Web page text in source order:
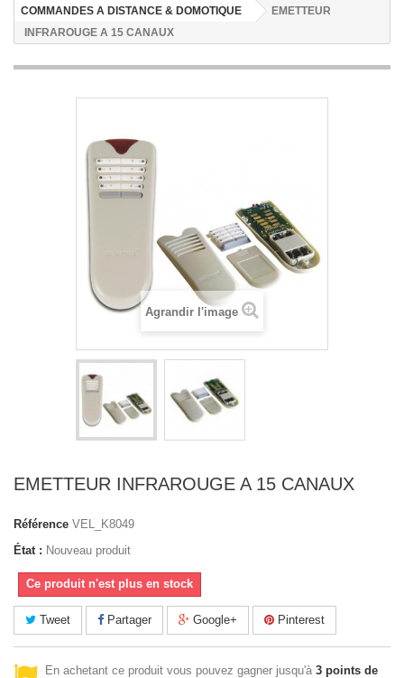
COMMANDES A DISTANCE & DOMOTIQUE
EMETTEUR
INFRAROUGE A 15 CANAUX
Agrandir l'image
EMETTEUR INFRAROUGE A 15 CANAUX
Référence VEL_K8049
État : Nouveau produit
Ce produit n'est plus en stock
Tweet Partager Google+ Pinterest
En achetant ce produit vous pouvez gagner jusqu'à 3 points de